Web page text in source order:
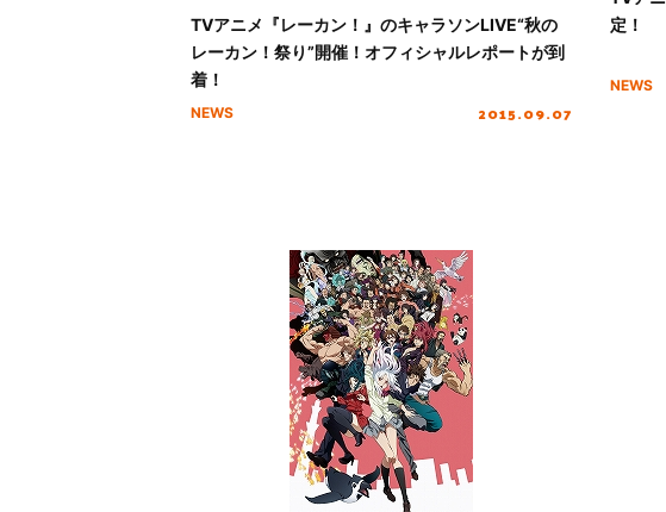
TVアニメ『レーカン！』のキャラソンLIVE“秋の
レーカン！祭り”開催！オフィシャルレポートが到
着！
NEWS 2015.09.07
定！
NEWS